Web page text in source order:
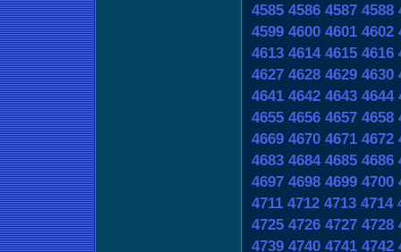
4585 4586 4587 4588
4599 4600 4601 4602
4613 4614 4615 4616
4627 4628 4629 4630
4641 4642 4643 4644
4655 4656 4657 4658
4669 4670 4671 4672
4683 4684 4685 4686
4697 4698 4699 4700
4711 4712 4713 4714
4725 4726 4727 4728
4739 4740 4741 4742